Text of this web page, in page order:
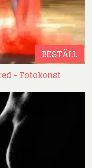
BESTÄLL
– Fotokonst